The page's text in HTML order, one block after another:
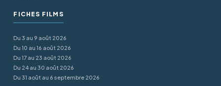
FICHES FILMS
Du 3 au 9 août 2026
Du 10 au 16 août 2026
Du 17 au 23 août 2026
Du 24 au 30 août 2026
Du 31 août au 6 septembre 2026